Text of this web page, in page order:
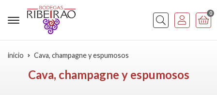
Buscar
0
inicio Cava, champagne y espumosos
Cava, champagne y espumosos